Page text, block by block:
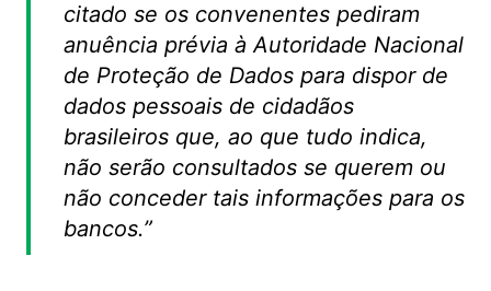
citado se os convenentes pediram
anuência prévia à Autoridade Nacional
de Proteção de Dados para dispor de
dados pessoais de cidadãos
brasileiros que, ao que tudo indica,
não serão consultados se querem ou
não conceder tais informações para os
bancos.”